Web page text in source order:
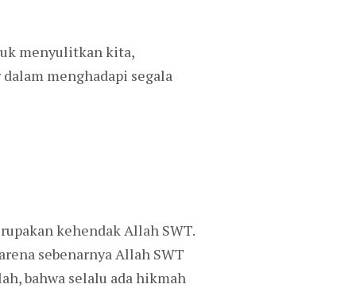
menyulitkan kita,
menghadapi segala
kehendak Allah SWT.
sebenarnya Allah SWT
bahwa selalu ada hikmah